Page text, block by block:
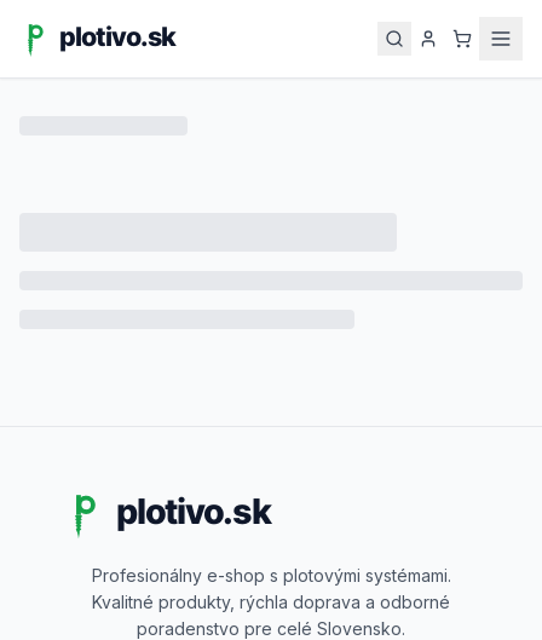
Profesionálny e-shop s plotovými systémami.
Kvalitné produkty, rýchla doprava a odborné
poradenstvo pre celé Slovensko.